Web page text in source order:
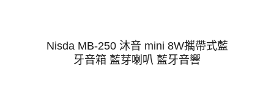
Nisda MB-250 沐音 mini 8W攜帶式藍
牙音箱 藍芽喇叭 藍牙音響